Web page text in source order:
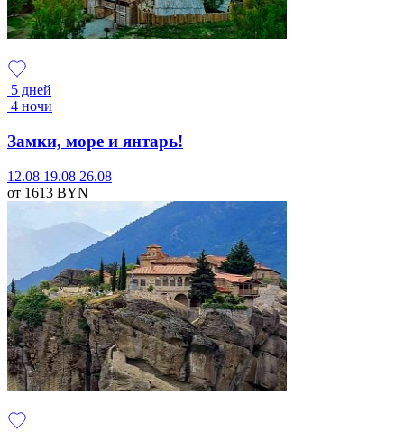
5 дней
4 ночи
Замки, море и янтарь!
12.08 19.08 26.08
от 1613 BYN